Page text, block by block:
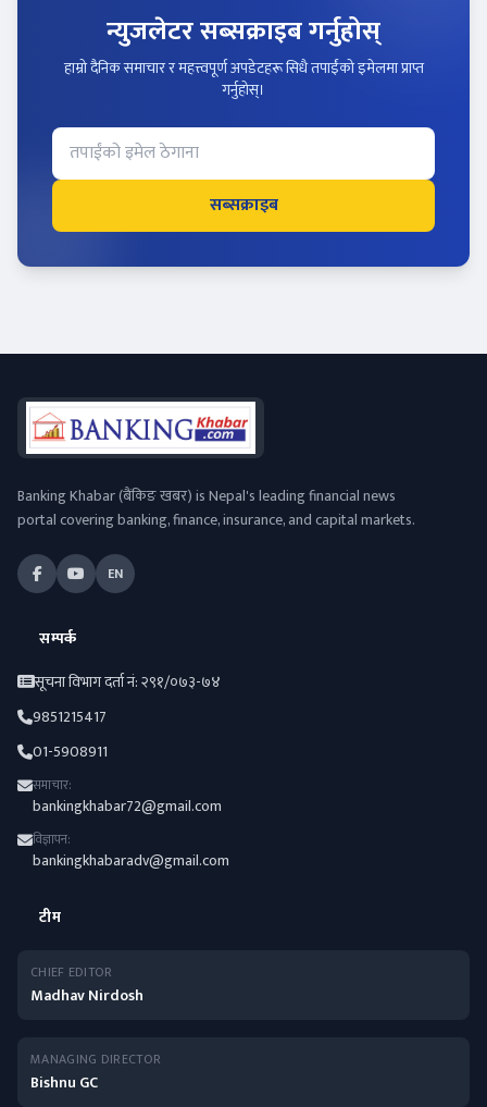
न्युजलेटर सब्सक्राइब गर्नुहोस्
हाम्रो दैनिक समाचार र महत्त्वपूर्ण अपडेटहरू सिधै तपाईंको इमेलमा प्राप्त
गर्नुहोस्।
सब्सक्राइब
Banking Khabar (बैंकिङ खबर) is Nepal's leading financial news
portal covering banking, finance, insurance, and capital markets.
EN
सम्पर्क
सूचना विभाग दर्ता नं: २९१/०७३-७४
9851215417
01-5908911
समाचार:
bankingkhabar72@gmail.com
विज्ञापन:
bankingkhabaradv@gmail.com
टीम
CHIEF EDITOR
Madhav Nirdosh
MANAGING DIRECTOR
Bishnu GC